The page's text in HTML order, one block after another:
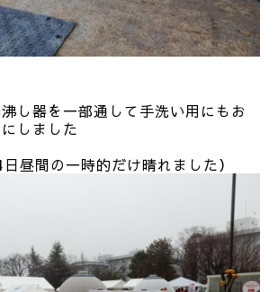
し器を一部通して手洗い用にもお
しました
昼間の一時的だけ晴れました）